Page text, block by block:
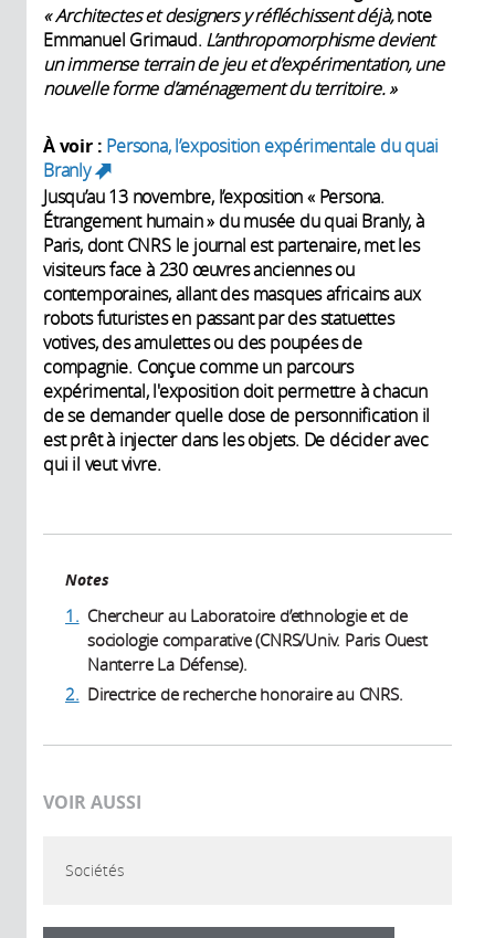
« Architectes et designers y réfléchissent déjà,note
Emmanuel Grimaud. L’anthropomorphisme devient
un immense terrain de jeu et d’expérimentation, une
nouvelle forme d’aménagement du territoire. »
À voir : Persona, l’exposition expérimentale du quai
Branly
(link is external)
Jusqu’au 13 novembre, l’exposition « Persona.
Étrangement humain » du musée du quai Branly, à
Paris, dont CNRS le journal est partenaire, met les
visiteurs face à 230 œuvres anciennes ou
contemporaines, allant des masques africains aux
robots futuristes en passant par des statuettes
votives, des amulettes ou des poupées de
compagnie. Conçue comme un parcours
expérimental, l'exposition doit permettre à chacun
de se demander quelle dose de personnification il
est prêt à injecter dans les objets. De décider avec
qui il veut vivre.
Notes
1. Chercheur au Laboratoire d’ethnologie et de
sociologie comparative (CNRS/Univ. Paris Ouest
Nanterre La Défense).
2. Directrice de recherche honoraire au CNRS.
VOIR AUSSI
Sociétés